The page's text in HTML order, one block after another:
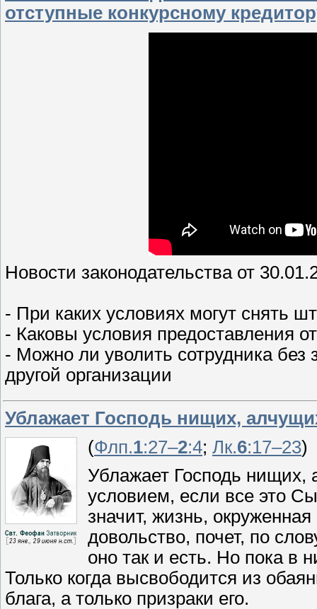
отступные конкурсному
Новости законодательства от
- При каких условиях могут снять
- Каковы условия предоставления
- Можно ли уволить сотрудника
другой организации
Ублажает Господь нищих,
(Флп.1:27–2:4; Лк.6:17–23)
Ублажает Господь
условием, если все это
значит, жизнь,
довольство, почет, по
оно так и есть. Но пока в
Только когда высвободится из
блага, а только призраки его.